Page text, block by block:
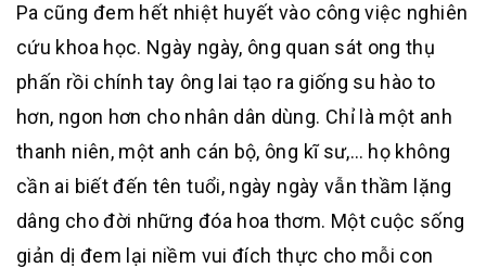
Pa cũng đem hết nhiệt huyết vào công việc nghiên
cứu khoa học. Ngày ngày, ông quan sát ong thụ
phấn rồi chính tay ông lai tạo ra giống su hào to
hơn, ngon hơn cho nhân dân dùng. Chỉ là một anh
thanh niên, một anh cán bộ, ông kĩ sư,… họ không
cần ai biết đến tên tuổi, ngày ngày vẫn thầm lặng
dâng cho đời những đóa hoa thơm. Một cuộc sống
giản dị đem lại niềm vui đích thực cho mỗi con